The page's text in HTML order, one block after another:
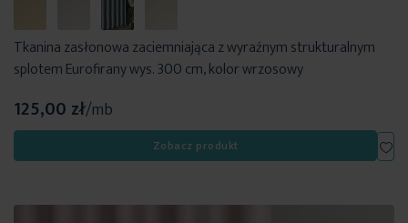
Tkanina zasłonowa zaciemniająca z wyraźnym strukturalnym
splotem Eurofirany wys. 300 cm, kolor wrzosowy
125,00 zł/mb
Zobacz produkt